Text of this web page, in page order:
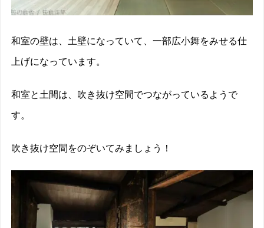
和室の壁は、土壁になっていて、一部広小舞をみせる仕
上げになっています。
和室と土間は、吹き抜け空間でつながっているようで
す。
吹き抜け空間をのぞいてみましょう！